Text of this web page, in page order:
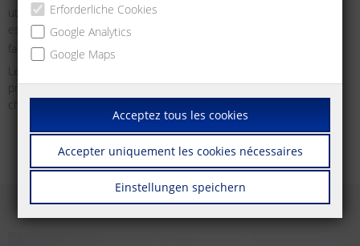
utilisés dans une grande variété d’applications, même dans des
espaces confinés. La classe E
facilement d’obtenir des liens jusqu’à 10 Gbit/s.
presque toutes les infrastructures du réseau et fait partie de
chaque boîte à outils comme équipement de base !
Erforderliche Cookies
Google Analytics
Google Maps
Acceptez tous les cookies
Accepter uniquement les cookies nécessaires
Einstellungen speichern